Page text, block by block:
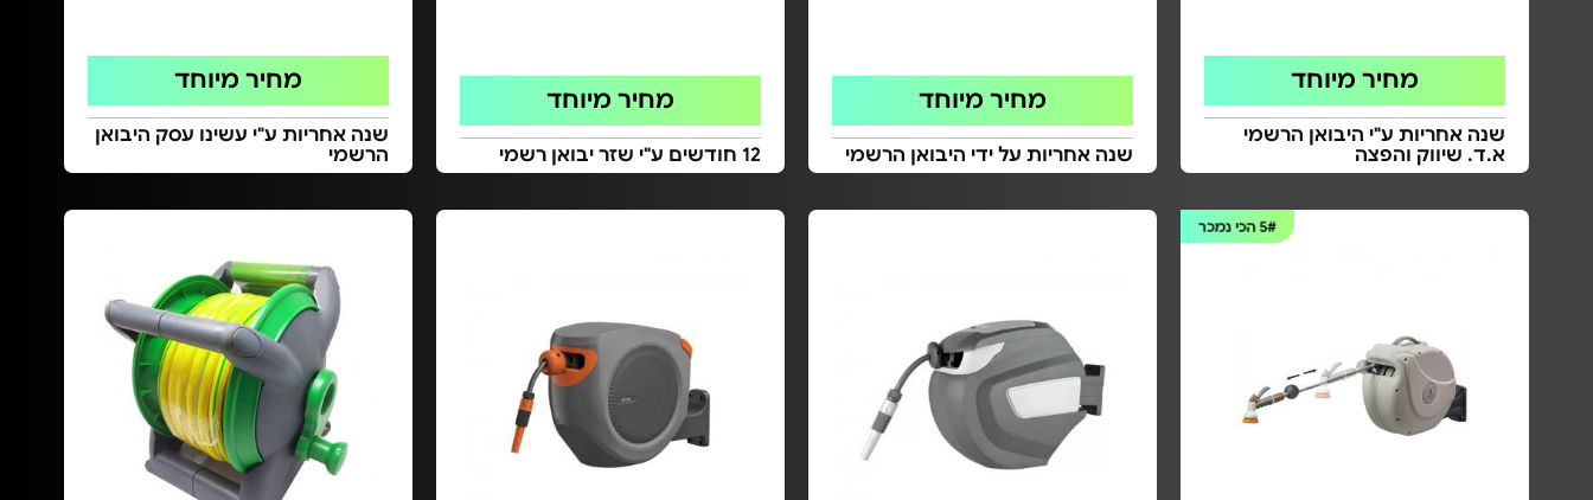
מחיר מיוחד
שנה אחריות ע"י היבואן הרשמי
א.ד. שיווק והפצה
מחיר מיוחד
שנה אחריות על ידי היבואן הרשמי
מחיר מיוחד
12 חודשים ע"י שזר יבואן רשמי
מחיר מיוחד
שנה אחריות ע"י עשינו עסק היבואן
הרשמי
5#הכי נמכר